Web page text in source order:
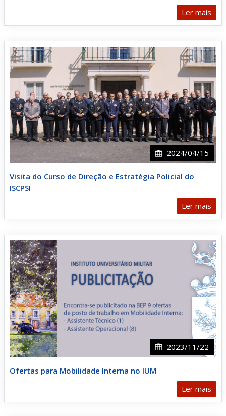
Ler mais
2024/04/15
Visita do Curso de Direção e Estratégia Policial do
ISCPSI
Ler mais
2023/11/22
Ofertas para Mobilidade Interna no IUM
Ler mais